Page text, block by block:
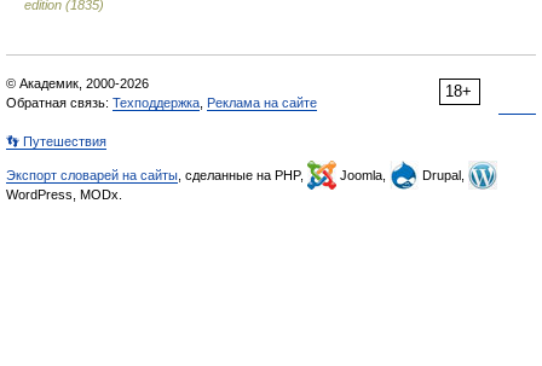
edition (1835)
18+
© Академик, 2000-2026
Обратная связь: Техподдержка Реклама на сайте
👣 Путешествия
Экспорт словарей на сайты , сделанные на PHP, Joomla,
Drupal,
WordPress, MODx.